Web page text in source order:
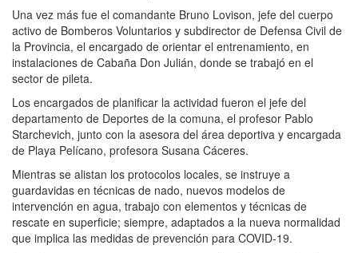
Una vez más fue el comandante Bruno Lovison, jefe del cuerpo
activo de Bomberos Voluntarios y subdirector de Defensa Civil de
la Provincia, el encargado de orientar el entrenamiento, en
instalaciones de Cabaña Don Julián, donde se trabajó en el
sector de pileta.
Los encargados de planificar la actividad fueron el jefe del
departamento de Deportes de la comuna, el profesor Pablo
Starchevich, junto con la asesora del área deportiva y encargada
de Playa Pelícano, profesora Susana Cáceres.
Mientras se alistan los protocolos locales, se instruye a
guardavidas en técnicas de nado, nuevos modelos de
intervención en agua, trabajo con elementos y técnicas de
rescate en superficie; siempre, adaptados a la nueva normalidad
que implica las medidas de prevención para COVID-19.